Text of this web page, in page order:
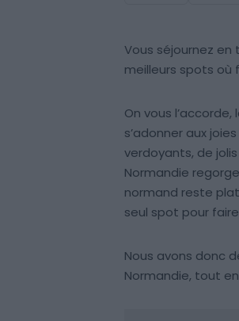
Vous séjournez en
meilleurs spots où
On vous
s’adonner aux
verdoyants, de
Normandie
normand reste plat
seul spot pour
Nous avons donc
Normandie, tout